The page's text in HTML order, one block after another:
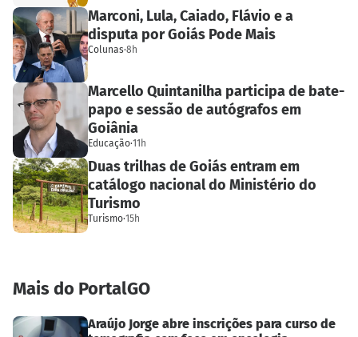
Marconi, Lula, Caiado, Flávio e a
disputa por Goiás Pode Mais
Colunas·8h
Marcello Quintanilha participa de bate-
papo e sessão de autógrafos em
Goiânia
Educação·11h
Duas trilhas de Goiás entram em
catálogo nacional do Ministério do
Turismo
Turismo·15h
Mais do PortalGO
Araújo Jorge abre inscrições para curso de